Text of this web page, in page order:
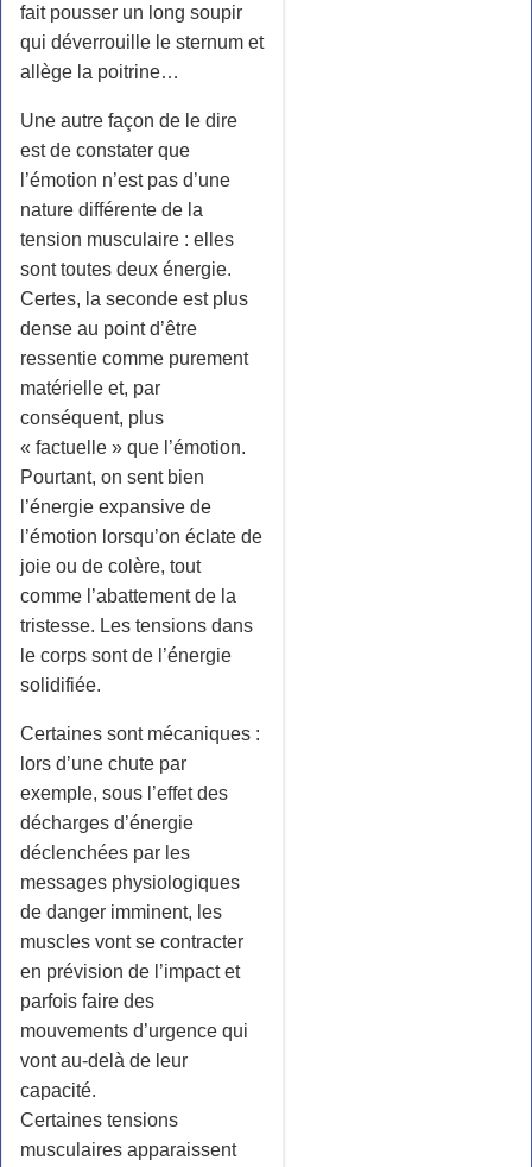
fait pousser un long soupir
qui déverrouille le sternum et
allège la poitrine…
Une autre façon de le dire
est de constater que
l’émotion n’est pas d’une
nature différente de la
tension musculaire : elles
sont toutes deux énergie.
Certes, la seconde est plus
dense au point d’être
ressentie comme purement
matérielle et, par
conséquent, plus
« factuelle » que l’émotion.
Pourtant, on sent bien
l’énergie expansive de
l’émotion lorsqu’on éclate de
joie ou de colère, tout
comme l’abattement de la
tristesse. Les tensions dans
le corps sont de l’énergie
solidifiée.
Certaines sont mécaniques :
lors d’une chute par
exemple, sous l’effet des
décharges d’énergie
déclenchées par les
messages physiologiques
de danger imminent, les
muscles vont se contracter
en prévision de l’impact et
parfois faire des
mouvements d’urgence qui
vont au-delà de leur
capacité.
Certaines tensions
musculaires apparaissent